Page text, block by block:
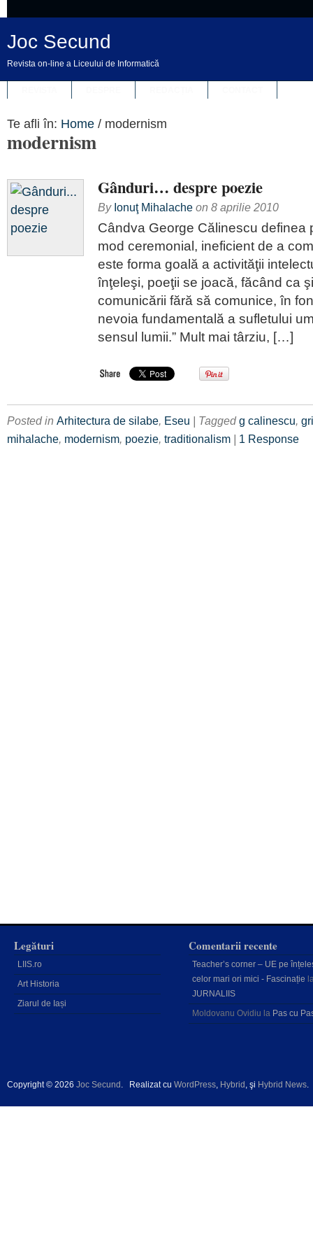
Joc Secund
Revista on-line a Liceului de Informatică
Te afli în: Home / modernism
modernism
Gânduri… despre poezie
By Ionuţ Mihalache on 8 aprilie 2010
Cândva George Călinescu definea
mod ceremonial, ineficient de a
este forma goală a activităţii
înţeleşi, poeţii se joacă, făcând ca
comunicării fără să comunice, în
nevoia fundamentală a sufletului
sensul lumii.” Mult mai târziu, […]
Posted in Arhitectura de silabe, Eseu | Taggedg calinescu,
mihalache, modernism, poezie, traditionalism | 1 Response
Legături
LIIS.ro
Art Historia
Ziarul de Iași
Comentarii recente
Teacher’s corner – UE pe
celor mari ori mici - Fascinație
JURNALIIS
Moldovanu Ovidiu la Pas cu
Copyright © 2026 Joc Secund . Realizat cu WordPress, Hybrid , şi Hybrid News.